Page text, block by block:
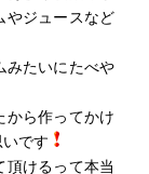
やジュースなど
みたいにたべや
から作ってかけ
です
頂けるって本当